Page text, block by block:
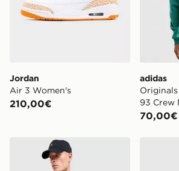
Jordan
Air 3 Women's
210,00€
adidas
93 Crew
70,00€
Jordan Sudadera Swoosh Crew